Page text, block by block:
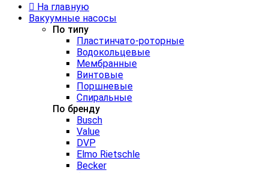
На главную
Вакуумные насосы
По типу
Пластинчато-роторные
Водокольцевые
Мембранные
Винтовые
Поршневые
Спиральные
По бренду
Busch
Value
DVP
Elmo Rietschle
Becker